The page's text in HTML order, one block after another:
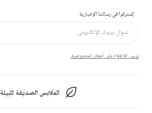
إشتركوا في رسالتنا الإخبارية
يرجى الاطلاع على إشعار الخصوصية.
الملابس الصديقة للبيئة